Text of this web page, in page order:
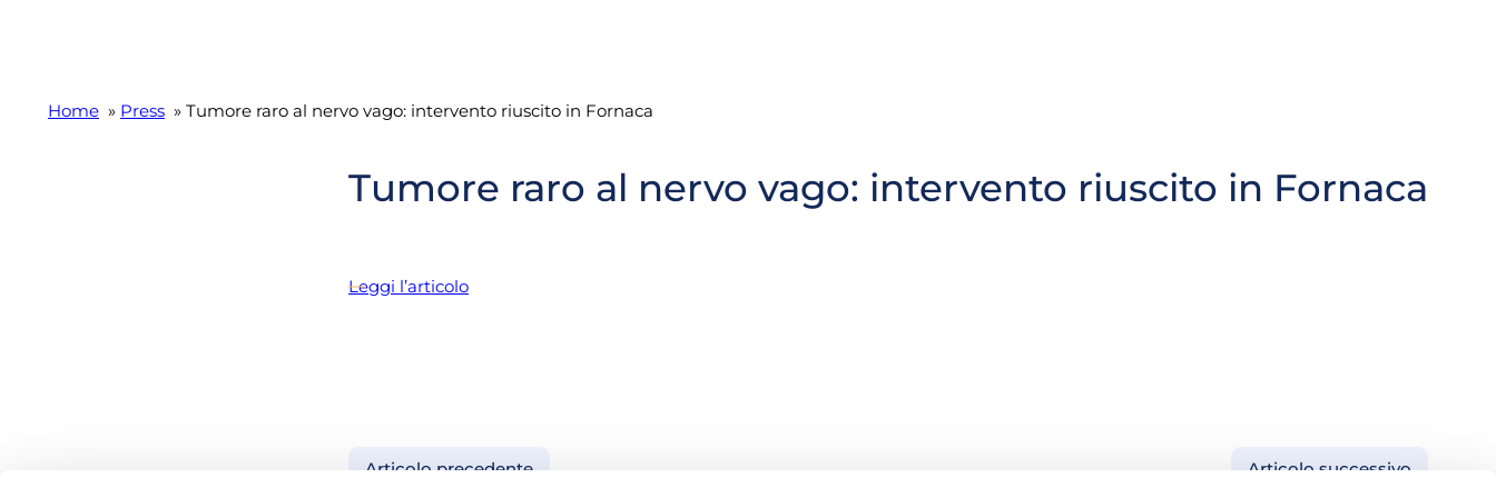
Home » Press » Tumore raro al nervo vago: intervento riuscito in Fornaca
Tumore raro al nervo vago: intervento riuscito in Fornaca
Leggi l’articolo
Articolo precedente Articolo successivo